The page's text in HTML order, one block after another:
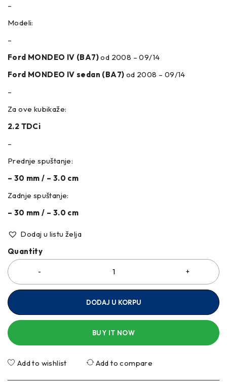
–
Modeli:
–
Ford MONDEO IV (BA7)od 2008 – 09/14
Ford MONDEO IV sedan (BA7) od 2008 – 09/14
–
Za ove kubikaže:
2.2 TDCi
–
Prednje spuštanje:
– 30 mm / – 3.0 cm
Zadnje spuštanje:
– 30 mm / – 3.0 cm
Dodaj u listu želja
Quantity
DODAJ U KORPU
BUY IT NOW
Add to wishlist Add to compare